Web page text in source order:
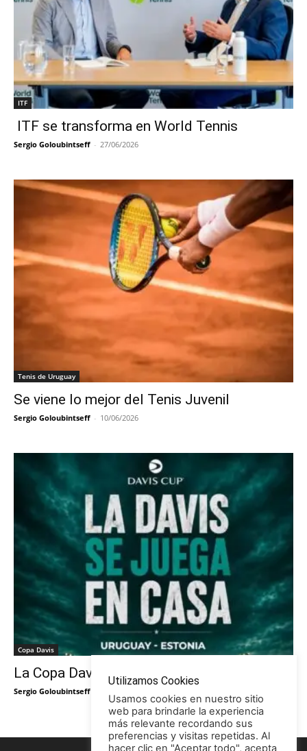
ITF
ITF se transforma en World Tennis
Sergio Goloubintseff - 27/06/2026
Tenis de Uruguay
Se viene lo mejor del Tenis Juvenil
Sergio Goloubintseff - 10/06/2026
Copa Davis
La Copa Davis vuelve al Círculo
Sergio Goloubintseff
Utilizamos Cookies
Usamos cookies en nuestro sitio
web para brindarle la experiencia
más relevante recordando sus
preferencias y visitas repetidas. Al
hacer clic en "Aceptar todo", acepta